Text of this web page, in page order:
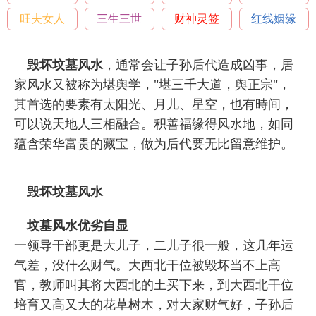
旺夫女人 三生三世 财神灵签 红线姻缘
毁坏坟墓风水 ，通常会让子孙后代造成凶事，居
家风水又被称为堪舆学，"堪三千大道，舆正宗"，
其首选的要素有太阳光、月儿、星空，也有時间，
可以说天地人三相融合。积善福缘得风水地，如同
蕴含荣华富贵的藏宝，做为后代要无比留意维护。
毁坏坟墓风水
坟墓风水优劣自显
一领导干部更是大儿子，二儿子很一般，这几年运
气差，没什么财气。大西北干位被毁坏当不上高
官，教师叫其将大西北的土买下来，到大西北干位
培育又高又大的花草树木，对大家财气好，子孙后